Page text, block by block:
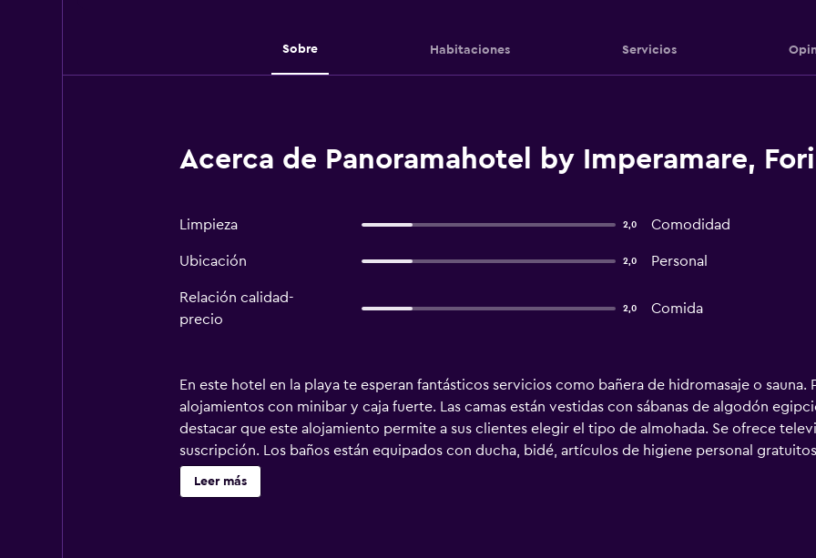
Sobre Habitaciones Servicios
Acerca de Panoramahotel by Imperamare,
Limpieza 2,0 Comodidad
Ubicación 2,0 Personal
Relación calidad-
precio
2,0 Comida
En este hotel en la playa te esperan fantásticos servicios como bañera de hidromasaje o
alojamientos con minibar y caja fuerte. Las camas están vestidas con sábanas de algodón
destacar que este alojamiento permite a sus clientes elegir el tipo de almohada. Se ofrece
suscripción. Los baños están equipados con ducha, bidé, artículos de higiene personal
ofrece acceso a Internet wifi gratis con una velocidad de 500 Mbps o más (para 6 personas o
comodidades especialmente pensadas para las personas en viaje de negocios se incluyen
Leer más